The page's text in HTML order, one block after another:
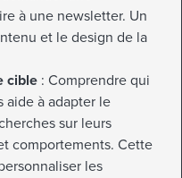
à une newsletter. Un
et le design de la
cible : Comprendre qui
aide à adapter le
sur leurs
comportements. Cette
les